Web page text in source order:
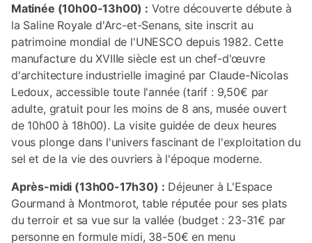
Matinée (10h00-13h00) : Votre découverte débute à
la Saline Royale d'Arc-et-Senans, site inscrit au
patrimoine mondial de l'UNESCO depuis 1982. Cette
manufacture du XVIIIe siècle est un chef-d'œuvre
d'architecture industrielle imaginé par Claude-Nicolas
Ledoux, accessible toute l'année (tarif : 9,50€ par
adulte, gratuit pour les moins de 8 ans, musée ouvert
de 10h00 à 18h00). La visite guidée de deux heures
vous plonge dans l'univers fascinant de l'exploitation du
sel et de la vie des ouvriers à l'époque moderne.
Après-midi (13h00-17h30) : Déjeuner à L'Espace
Gourmand à Montmorot, table réputée pour ses plats
du terroir et sa vue sur la vallée (budget : 23-31€ par
personne en formule midi, 38-50€ en menu